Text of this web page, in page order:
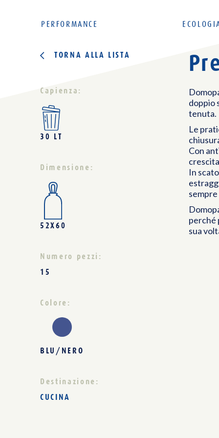
PERFORMANCE
TORNA ALLA LISTA
Capienza:
30 LT
Dimensione:
52X60
Numero pezzi:
15
Colore:
BLU/NERO
Destinazione:
CUCINA
doppio
tenuta.
Le
Con
In
perché
sua